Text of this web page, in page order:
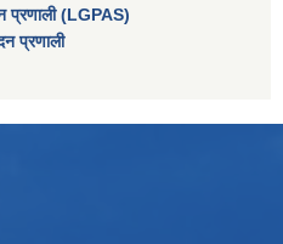
प्रणाली (LGPAS)
प्रणाली